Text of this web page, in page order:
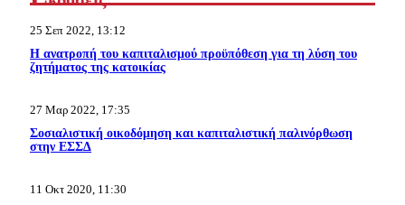
25 Σεπ 2022, 13:12
Η ανατροπή του καπιταλισμού προϋπόθεση για τη λύση του
ζητήματος της κατοικίας
27 Μαρ 2022, 17:35
Σοσιαλιστική οικοδόμηση και καπιταλιστική παλινόρθωση
στην ΕΣΣΔ
11 Οκτ 2020, 11:30